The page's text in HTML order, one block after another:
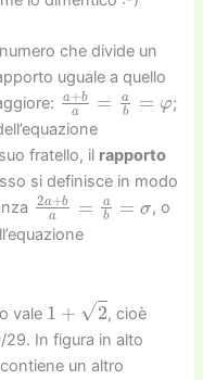
che divide un
uguale a quello
a+b ab
;
fratello, il rapporto
si definisce in modo
2a+ =a
, o
vale
1
, cioè
29. In figura in alto
un altro